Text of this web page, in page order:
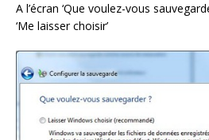
A l’écran ‘Que voulez-vous
‘Me laisser choisir’